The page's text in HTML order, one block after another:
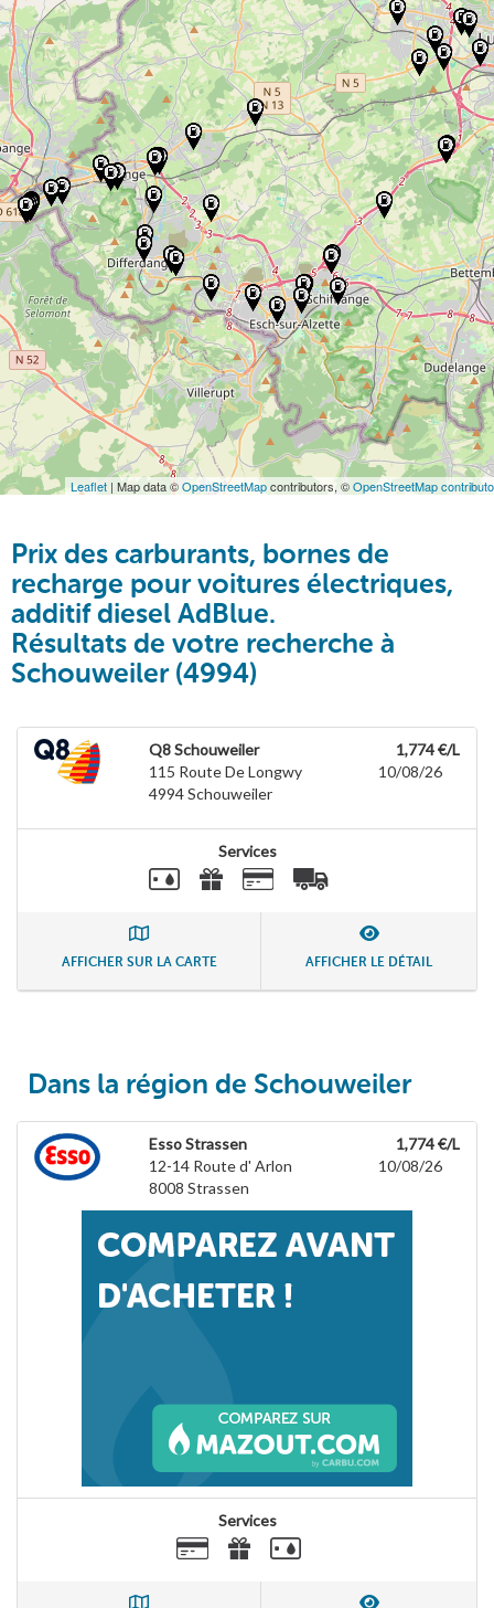
Leaflet | Map data ©OpenStreetMapcontributors, ©OpenStreetMap
Prix des carburants, bornes de
recharge pour voitures électriques,
additif diesel AdBlue.
Résultats de votre recherche à
Schouweiler (4994)
Q8 Schouweiler
115 Route De Longwy
4994Schouweiler
1,774 €/L
10/08/26
Services
AFFICHER SUR LA CARTE AFFICHER LE DÉTAIL
Dans la région de Schouweiler
Esso Strassen
12-14 Route d' Arlon
8008 Strassen
1,774 €/L
10/08/26
Services